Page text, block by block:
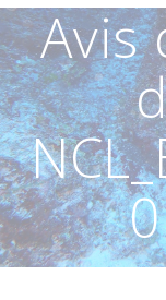
Avis